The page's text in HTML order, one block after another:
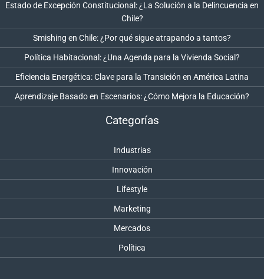
Estado de Excepción Constitucional: ¿La Solución a la Delincuencia en
Chile?
Smishing en Chile: ¿Por qué sigue atrapando a tantos?
Política Habitacional: ¿Una Agenda para la Vivienda Social?
Eficiencia Energética: Clave para la Transición en América Latina
Aprendizaje Basado en Escenarios: ¿Cómo Mejora la Educación?
Categorías
Industrias
Innovación
Lifestyle
Marketing
Mercados
Política